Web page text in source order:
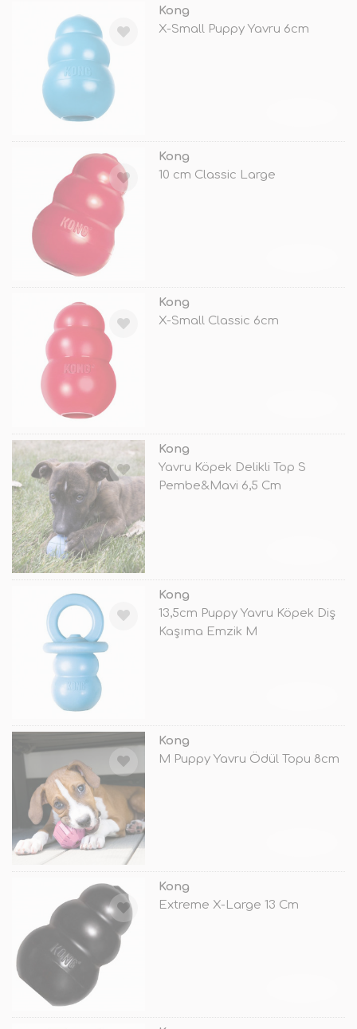
Kong
X-Small Puppy Yavru 6cm
Kong
10 cm Classic Large
Kong
X-Small Classic 6cm
Kong
Yavru Köpek Delikli Top S
Pembe&Mavi 6,5 Cm
Kong
13,5cm Puppy Yavru Köpek Diş
Kaşıma Emzik M
Kong
M Puppy Yavru Ödül Topu 8cm
Kong
Extreme X-Large 13 Cm